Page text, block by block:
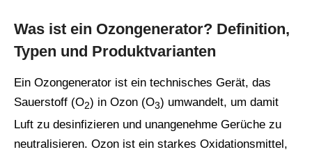
Was ist ein Ozongenerator? Definition,
Typen und Produktvarianten
Ein Ozongenerator ist ein technisches Gerät, das
Sauerstoff (O2) in Ozon (O3) umwandelt, um damit
Luft zu desinfizieren und unangenehme Gerüche zu
neutralisieren. Ozon ist ein starkes Oxidationsmittel,